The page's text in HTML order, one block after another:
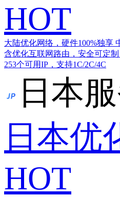
HOT
大陆优化网络，硬件100%独享
含优化互联网路由，安全可定制
253个可用IP，支持1C/2C/4C
日本
日本优
HOT